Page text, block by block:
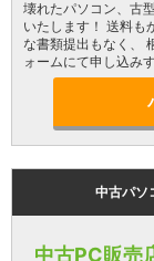
壊れたパソコン、古
いたします！ 送料も
な書類提出もなく、
ォームにて申し込み
中古パソ
中古PC販売